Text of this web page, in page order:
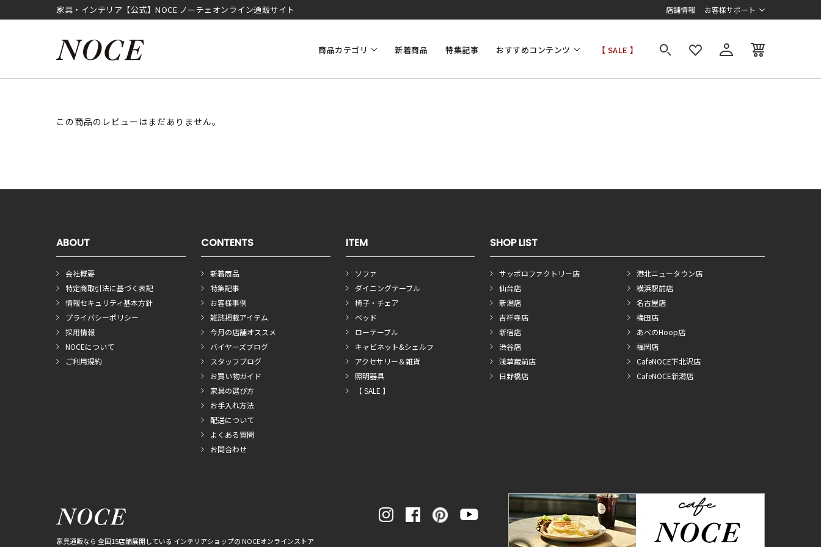
家具・インテリア【公式】NOCE ノーチェオンライン通販サイト 店舗情報 お客様サポート
商品カテゴリ 新着商品 特集記事 おすすめコンテンツ 【 SALE 】
この商品のレビューはまだありません。
ABOUT
会社概要
特定商取引法に基づく表記
情報セキュリティ基本方針
プライバシーポリシー
採用情報
NOCEについて
ご利用規約
CONTENTS
新着商品
特集記事
お客様事例
雑誌掲載アイテム
今月の店舗オススメ
バイヤーズブログ
スタッフブログ
お買い物ガイド
家具の選び方
お手入れ方法
配送について
よくある質問
お問合わせ
ITEM
ソファ
ダイニングテーブル
椅子・チェア
ベッド
ローテーブル
キャビネット&シェルフ
アクセサリー＆雑貨
照明器具
【 SALE 】
SHOP LIST
サッポロファクトリー店
仙台店
新潟店
吉祥寺店
新宿店
渋谷店
浅草蔵前店
日野橋店
港北ニュータウン店
横浜駅前店
名古屋店
梅田店
あべのHoop店
福岡店
CafeNOCE下北沢店
CafeNOCE新潟店
家具通販なら 全国15店舗展開している インテリアショップの NOCEオンラインストア